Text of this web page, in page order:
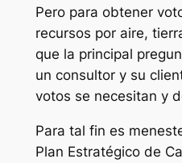
Pero para obtener
recursos por aire,
que la principal
un consultor y su
votos se necesitan y
Para tal fin es
Plan Estratégico de